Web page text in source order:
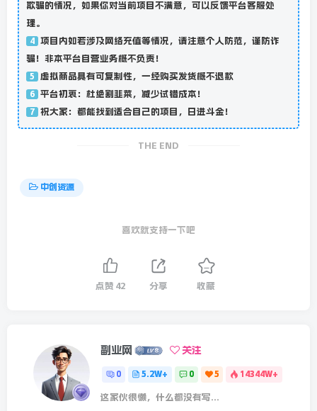
欺骗的情况，如果你对当前项目不满意，可以反馈平台客服处
理。
4
项目内如若涉及网络充值等情况，请注意个人防范，谨防诈
骗！非本平台自营业务概不负责！
5 虚拟商品具有可复制性，一经购买发货概不退款
6 平台初衷：杜绝割韭菜，减少试错成本！
7 祝大家：都能找到适合自己的项目，日进斗金！
THE END
中创资源
喜欢就支持一下吧
点赞 42 分享 收藏
副业网 关注
0 5.2W+ 0 5 14344W+
这家伙很懒，什么都没有写...